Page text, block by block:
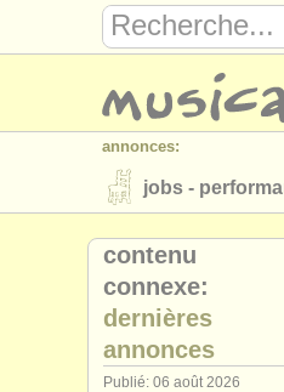
annonces:
jobs -
instruments à
annuaires:
orchestres et
musicalchairs:
contenu
connexe:
dernières
annonces
Publié: 06 août 2026